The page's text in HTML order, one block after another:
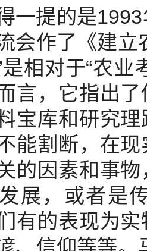
提的是1993
会作了《建立
是相对于“农
言，它指出
宝库和研究
能割断，在
的因素和事
展，或者是
有的表现为